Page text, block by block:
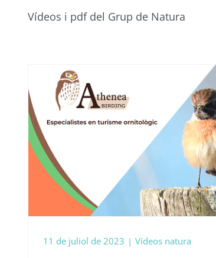
Vídeos i pdf del Grup de Natura
11 de juliol de 2023 | Vídeos natura